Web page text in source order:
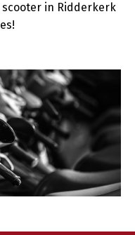
scooter in Ridderkerk